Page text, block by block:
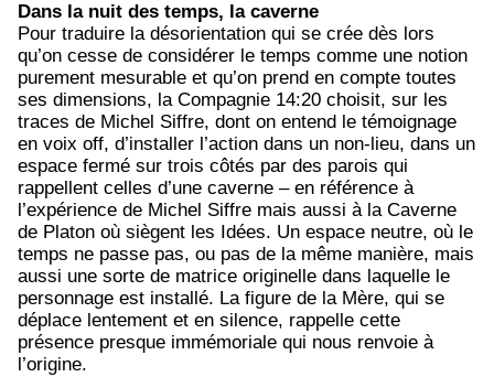
Dans la nuit des temps, la caverne
Pour traduire la désorientation qui se crée dès lors
qu’on cesse de considérer le temps comme une notion
purement mesurable et qu’on prend en compte toutes
ses dimensions, la Compagnie 14:20 choisit, sur les
traces de Michel Siffre, dont on entend le témoignage
en voix off, d’installer l’action dans un non-lieu, dans un
espace fermé sur trois côtés par des parois qui
rappellent celles d’une caverne – en référence à
l’expérience de Michel Siffre mais aussi à la Caverne
de Platon où siègent les Idées. Un espace neutre, où le
temps ne passe pas, ou pas de la même manière, mais
aussi une sorte de matrice originelle dans laquelle le
personnage est installé. La figure de la Mère, qui se
déplace lentement et en silence, rappelle cette
présence presque immémoriale qui nous renvoie à
l’origine.